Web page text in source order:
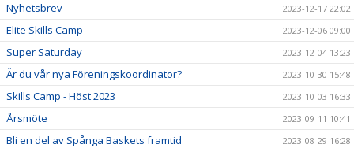
Nyhetsbrev 2023-12-17 22:02
Elite Skills Camp 2023-12-06 09:00
Super Saturday 2023-12-04 13:23
Är du vår nya Föreningskoordinator? 2023-10-30 15:48
Skills Camp - Höst 2023 2023-10-03 16:33
Årsmöte 2023-09-11 10:41
Bli en del av Spånga Baskets framtid 2023-08-29 16:28